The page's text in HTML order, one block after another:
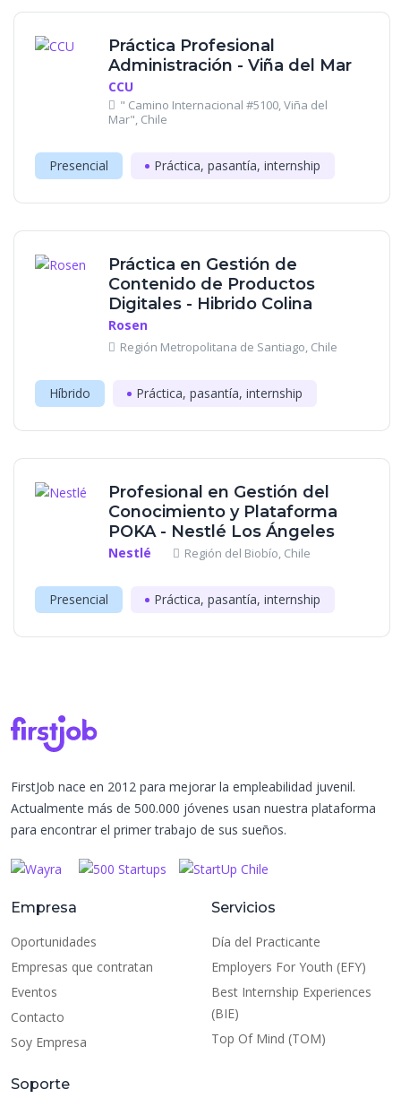
Práctica Profesional
Administración - Viña del Mar
CCU
" Camino Internacional #5100, Viña del
Mar", Chile
Presencial Práctica, pasantía, internship
Práctica en Gestión de
Contenido de Productos
Digitales - Hibrido Colina
Rosen
Región Metropolitana de Santiago, Chile
Híbrido Práctica, pasantía, internship
Profesional en Gestión del
Conocimiento y Plataforma
POKA - Nestlé Los Ángeles
Nestlé Región del Biobío, Chile
Presencial Práctica, pasantía, internship
FirstJob nace en 2012 para mejorar la empleabilidad juvenil.
Actualmente más de 500.000 jóvenes usan nuestra plataforma
para encontrar el primer trabajo de sus sueños.
Empresa
Oportunidades
Empresas que contratan
Eventos
Contacto
Soy Empresa
Servicios
Día del Practicante
Employers For Youth (EFY)
Best Internship Experiences
(BIE)
Top Of Mind (TOM)
Soporte